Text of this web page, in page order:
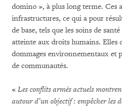
domino », à plus long terme. Ces
infrastructures, ce qui a pour
de base, tels que les soins de
atteinte aux droits humains. Elles
dommages environnementaux et
de communautés.
« Les conflits armés actuels
autour d’un objectif : empêcher les